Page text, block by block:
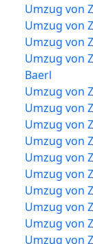
Umzug von
Umzug von
Umzug von
Umzug von
Baerl
Umzug von
Umzug von
Umzug von
Umzug von
Umzug von
Umzug von
Umzug von
Umzug von
Umzug von
Umzug von